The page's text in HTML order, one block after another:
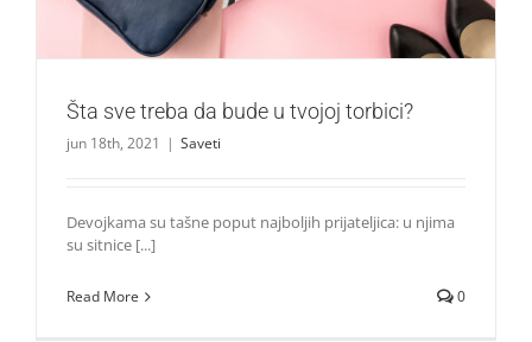
Šta sve treba da bude u tvojoj torbici?
jun 18th, 2021 | Saveti
Devojkama su tašne poput najboljih prijateljica: u njima
su sitnice [...]
Read More 0